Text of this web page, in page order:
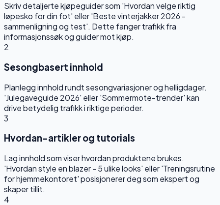
Skriv detaljerte kjøpeguider som 'Hvordan velge riktig
løpesko for din fot' eller 'Beste vinterjakker 2026 -
sammenligning og test'. Dette fanger trafikk fra
informasjonssøk og guider mot kjøp.
2
Sesongbasert innhold
Planlegg innhold rundt sesongvariasjoner og helligdager.
'Julegaveguide 2026' eller 'Sommermote-trender' kan
drive betydelig trafikk i riktige perioder.
3
Hvordan-artikler og tutorials
Lag innhold som viser hvordan produktene brukes.
'Hvordan style en blazer - 5 ulike looks' eller 'Treningsrutine
for hjemmekontoret' posisjonerer deg som ekspert og
skaper tillit.
4